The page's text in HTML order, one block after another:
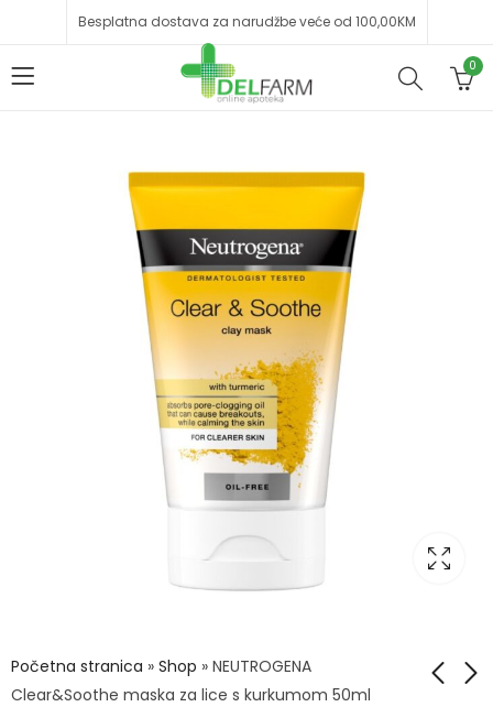
Besplatna dostava za narudžbe veće od 100,00KM
0
Početna stranica » Shop » NEUTROGENA
Clear&Soothe maska za lice s kurkumom 50ml